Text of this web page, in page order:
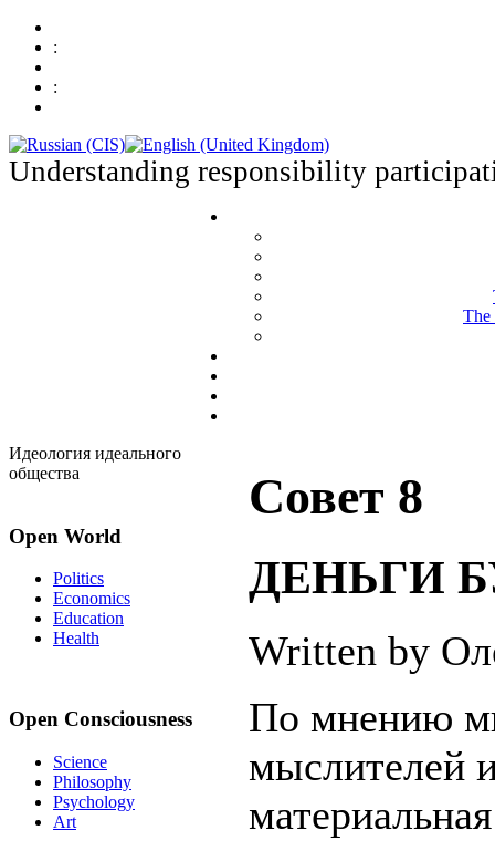
:
:
Understanding responsibility
The
Идеология идеального
общества
Open World
Politics
Economics
Education
Health
Open Consciousness
Science
Philosophy
Psychology
Art
Совет 8
ДЕНЬГИ
Written by
По мнению
мыслителей